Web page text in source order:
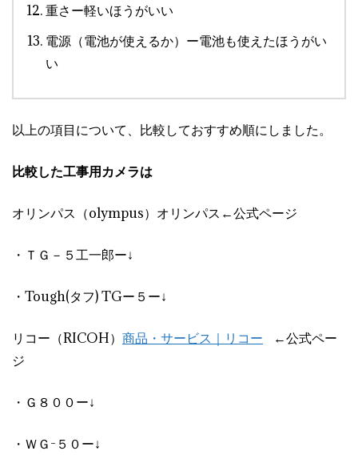
重さー軽いほうがいい
電源（電池が使えるか）ー電池も使えたほうがい
い
以上の項目について、比較しておすすめ順にしました。
比較した工事用カメラは
オリンパス（olympus）オリンパス←公式ページ
・ＴＧ－５工一郎ー↓
・Tough(タフ) TGー５ー↓
リコー（RICOH） 商品・サービス｜リコー
←公式ペー
ジ
・Ｇ８００ー↓
・ＷＧ-５０ー↓